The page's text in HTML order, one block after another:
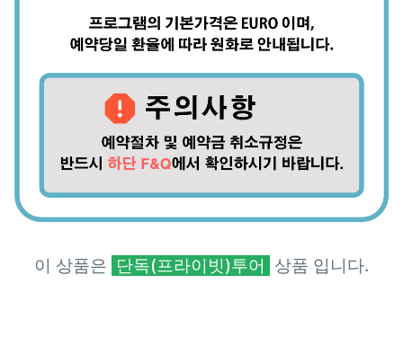
이 상품은 단독(프라이빗)투어 상품 입니다.